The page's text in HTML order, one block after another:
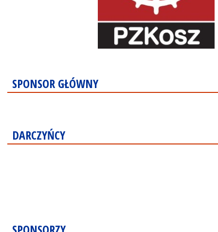
SPONSOR GŁÓWNY
DARCZYŃCY